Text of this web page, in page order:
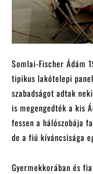
Somlai-Fischer Ádám
tipikus lakótelepi
szabadságot adtak
is megengedték a kis
fessen a hálószobája
de a fiú kíváncsisága
Gyermekkorában és